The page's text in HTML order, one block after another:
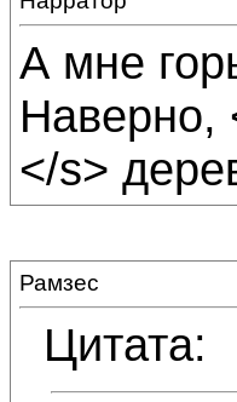
А мне
Наверно,
</s>
Рамзес
Цитата: